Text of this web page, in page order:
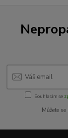
Souhlasím se
Můžete